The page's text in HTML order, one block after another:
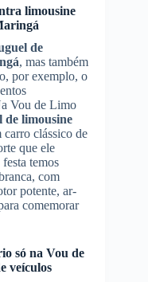
limousine
de
, mas também
por exemplo, o
Vou de Limo
de limousine
carro clássico de
que ele
temos
com
potente, ar-
comemorar
só na Vou de
veículos